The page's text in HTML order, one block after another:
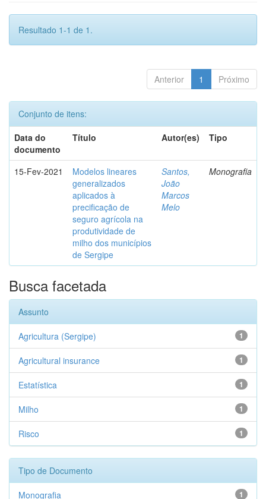
Resultado 1-1 de 1.
Anterior 1 Próximo
Conjunto de itens:
Data do
documento
Título Autor(es) Tipo
15-Fev-2021
Modelos lineares
generalizados
aplicados à
precificação de
seguro agrícola na
produtividade de
milho dos municípios
de Sergipe
Santos,
João
Marcos
Melo
Monografia
Busca facetada
Assunto
1
Agricultura (Sergipe)
1
Agricultural insurance
1
Estatística
1
Milho
1
Risco
Tipo de Documento
1
Monografia